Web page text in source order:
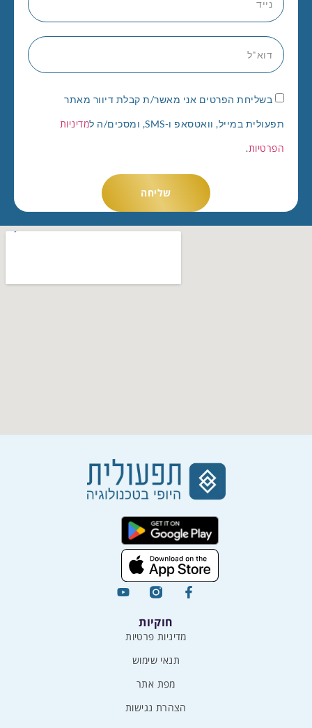
בשליחת הפרטים אני מאשר/ת קבלת דיוור מאתר
תפעולית במייל, וואטסאפ ו-SMS, ומסכים/ה ל
מדיניות
הפרטיות.
שליחה
חוקיות
מדיניות פרטיות
תנאי שימוש
מפת אתר
הצהרת נגישות